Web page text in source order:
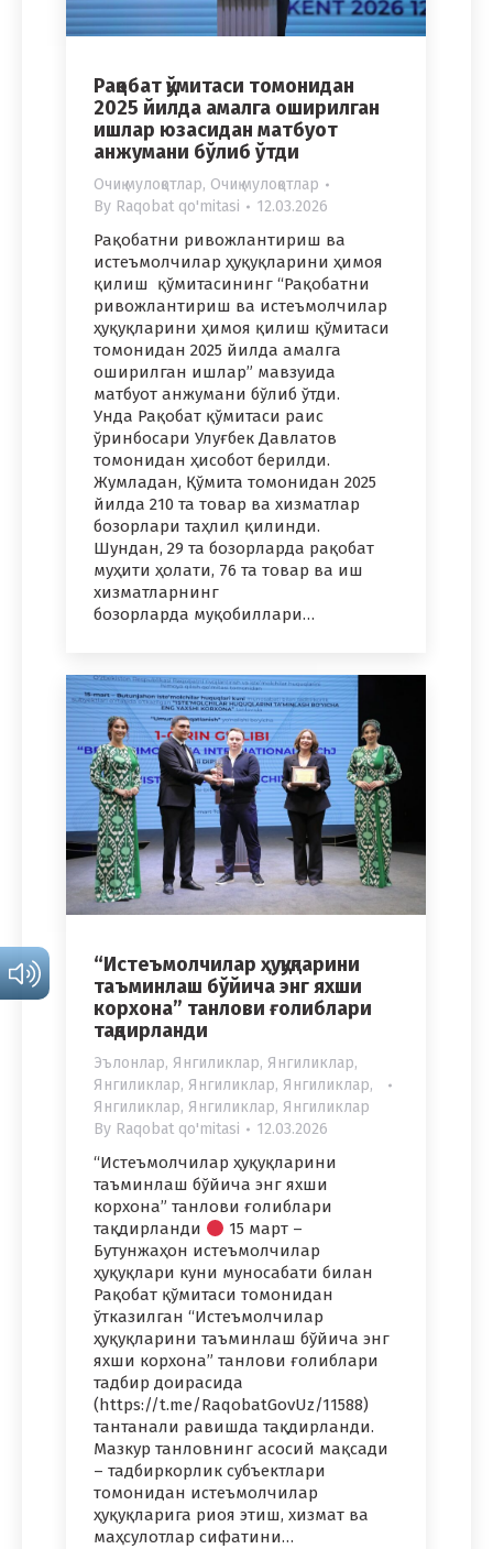
Рақобат қўмитаси томонидан
2025 йилда амалга оширилган
ишлар юзасидан матбуот
анжумани бўлиб ўтди
Очиқ мулоқотлар, Очиқ мулоқотлар
By Raqobat qo'mitasi 12.03.2026
Рақобатни ривожлантириш ва
истеъмолчилар ҳуқуқларини ҳимоя
қилиш қўмитасининг “Рақобатни
ривожлантириш ва истеъмолчилар
ҳуқуқларини ҳимоя қилиш қўмитаси
томонидан 2025 йилда амалга
оширилган ишлар” мавзуида
матбуот анжумани бўлиб ўтди.
Унда Рақобат қўмитаси раис
ўринбосари Улуғбек Давлатов
томонидан ҳисобот берилди.
Жумладан, Қўмита томонидан 2025
йилда 210 та товар ва хизматлар
бозорлари таҳлил қилинди.
Шундан, 29 та бозорларда рақобат
муҳити ҳолати, 76 та товар ва иш
хизматларнинг
бозорларда муқобиллари…
“Истеъмолчилар ҳуқуқларини
таъминлаш бўйича энг яхши
корхона” танлови ғолиблари
тақдирланди
Эълонлар, Янгиликлар, Янгиликлар,
Янгиликлар, Янгиликлар, Янгиликлар,
Янгиликлар, Янгиликлар, Янгиликлар
By Raqobat qo'mitasi 12.03.2026
“Истеъмолчилар ҳуқуқларини
таъминлаш бўйича энг яхши
корхона” танлови ғолиблари
тақдирланди
15 март –
Бутунжаҳон истеъмолчилар
ҳуқуқлари куни муносабати билан
Рақобат қўмитаси томонидан
ўтказилган “Истеъмолчилар
ҳуқуқларини таъминлаш бўйича энг
яхши корхона” танлови ғолиблари
тадбир доирасида
(https://t.me/RaqobatGovUz/11588)
тантанали равишда тақдирланди.
Мазкур танловнинг асосий мақсади
– тадбиркорлик субъектлари
томонидан истеъмолчилар
ҳуқуқларига риоя этиш, хизмат ва
маҳсулотлар сифатини…